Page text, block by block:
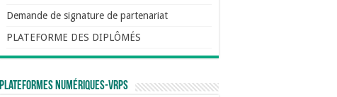
Demande de signature de partenariat
PLATEFORME DES DIPLÔMÉS
Plateformes numériques-VRPS